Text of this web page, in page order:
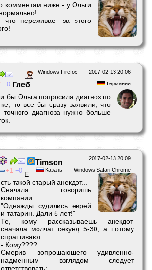
комментам ниже - у Ольги
что переживает за этого
2017-02-13 20:06
Windows Firefox
Германия
0 Глеб
бы Ольга попросила диагноз по
то все бы сразу заявили, что
точного диагноза нужно больше
2017-02-13 20:09
Windows Safari Chrome
Казань
1 0
Timson
Е
сть такой старый анекдот...
Сначала говоришь
компании:
"Однажды судились еврей
и татарин. Дали 5 лет!"
Те, кому рассказываешь анекдот,
сначала молчат секунд 5-30, а потому
спрашивают:
- Кому????
Смерив вопрошающего удивленно-
надменным взглядом следует
ответствовать: